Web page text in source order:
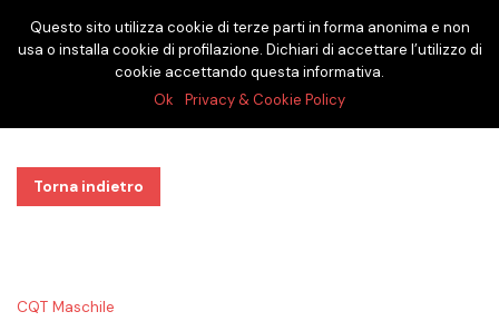
Torna indietro
CQT Maschile
Questo sito utilizza cookie di terze parti in forma anonima e non
usa o installa cookie di profilazione. Dichiari di accettare l’utilizzo di
cookie accettando questa informativa.
Ok
Privacy & Cookie Policy